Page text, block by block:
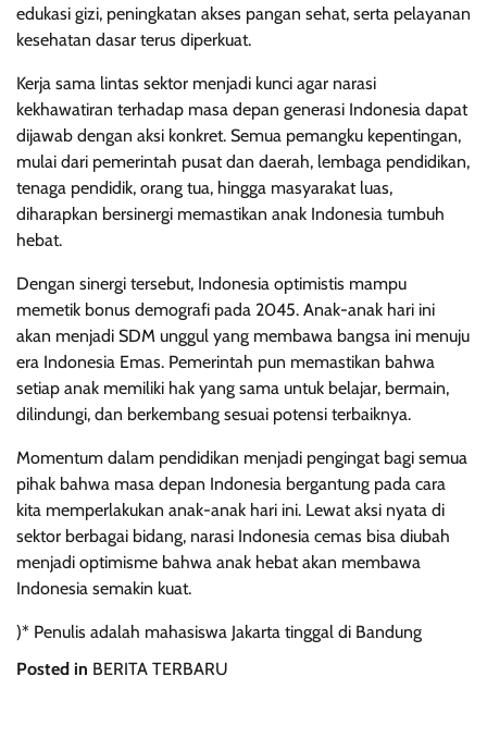
edukasi gizi, peningkatan akses pangan sehat, serta pelayanan
kesehatan dasar terus diperkuat.
Kerja sama lintas sektor menjadi kunci agar narasi
kekhawatiran terhadap masa depan generasi Indonesia dapat
dijawab dengan aksi konkret. Semua pemangku kepentingan,
mulai dari pemerintah pusat dan daerah, lembaga pendidikan,
tenaga pendidik, orang tua, hingga masyarakat luas,
diharapkan bersinergi memastikan anak Indonesia tumbuh
hebat.
Dengan sinergi tersebut, Indonesia optimistis mampu
memetik bonus demografi pada 2045. Anak-anak hari ini
akan menjadi SDM unggul yang membawa bangsa ini menuju
era Indonesia Emas. Pemerintah pun memastikan bahwa
setiap anak memiliki hak yang sama untuk belajar, bermain,
dilindungi, dan berkembang sesuai potensi terbaiknya.
Momentum dalam pendidikan menjadi pengingat bagi semua
pihak bahwa masa depan Indonesia bergantung pada cara
kita memperlakukan anak-anak hari ini. Lewat aksi nyata di
sektor berbagai bidang, narasi Indonesia cemas bisa diubah
menjadi optimisme bahwa anak hebat akan membawa
Indonesia semakin kuat.
)* Penulis adalah mahasiswa Jakarta tinggal di Bandung
Posted in BERITA TERBARU